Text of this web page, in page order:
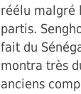
réélu malgré
partis.
fait du
montra très
anciens